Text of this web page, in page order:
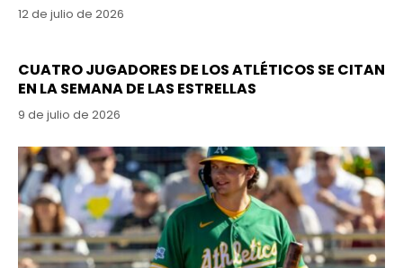
12 de julio de 2026
CUATRO JUGADORES DE LOS ATLÉTICOS SE CITAN
EN LA SEMANA DE LAS ESTRELLAS
9 de julio de 2026